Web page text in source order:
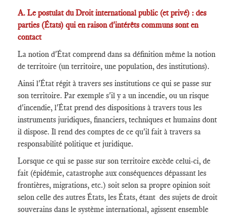
A. Le postulat du Droit international public (et privé) : des
parties (États) qui en raison d'intérêts communs sont en
contact
La notion d'État comprend dans sa définition même la notion
de territoire (un territoire, une population, des institutions).
Ainsi l'État régit à travers ses institutions ce qui se passe sur
son territoire. Par exemple s'il y a un incendie, ou un risque
d'incendie, l'État prend des dispositions à travers tous les
instruments juridiques, financiers, techniques et humains dont
il dispose. Il rend des comptes de ce qu'il fait à travers sa
responsabilité politique et juridique.
Lorsque ce qui se passe sur son territoire excède celui-ci, de
fait (épidémie, catastrophe aux conséquences dépassant les
frontières, migrations, etc.) soit selon sa propre opinion soit
selon celle des autres États, les États, étant des sujets de droit
souverains dans le système international, agissent ensemble